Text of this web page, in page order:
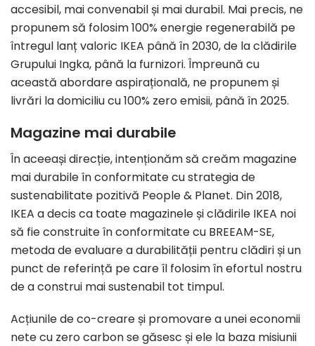
accesibil, mai convenabil și mai durabil. Mai precis, ne
propunem să folosim 100% energie regenerabilă pe
întregul lanț valoric IKEA până în 2030, de la clădirile
Grupului Ingka, până la furnizori. Împreună cu
această abordare aspirațională, ne propunem și
livrări la domiciliu cu 100% zero emisii, până în 2025.
Magazine mai durabile
În aceeași direcție, intenționăm să creăm magazine
mai durabile în conformitate cu strategia de
sustenabilitate pozitivă People & Planet. Din 2018,
IKEA a decis ca toate magazinele și clădirile IKEA noi
să fie construite în conformitate cu BREEAM-SE,
metoda de evaluare a durabilității pentru clădiri și un
punct de referință pe care îl folosim în efortul nostru
de a construi mai sustenabil tot timpul.
Acțiunile de co-creare și promovare a unei economii
nete cu zero carbon se găsesc și ele la baza misiunii